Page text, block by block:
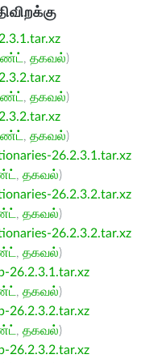
, தகவல்)
, தகவல்)
, தகவல்)
26.2.3.1.tar.xz
, தகவல்)
26.2.3.2.tar.xz
, தகவல்)
26.2.3.2.tar.xz
, தகவல்)
26.2.3.1.tar.xz
, தகவல்)
26.2.3.2.tar.xz
, தகவல்)
26.2.3.2.tar.xz